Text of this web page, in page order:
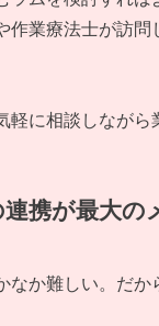
作業療法士が訪
軽に相談しながら
携が最大の
なか難しい。だ